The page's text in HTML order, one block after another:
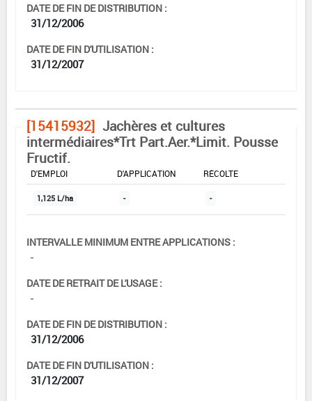
DATE DE FIN DE DISTRIBUTION :
31/12/2006
DATE DE FIN D'UTILISATION :
31/12/2007
[15415932] Jachères et cultures
intermédiaires*Trt Part.Aer.*Limit. Pousse
Fructif.
DOSE MAX
D'EMPLOI
D'APPLICATION
RÉCOLTE
1,125 L/ha - -
INTERVALLE MINIMUM ENTRE APPLICATIONS :
-
DATE DE RETRAIT DE L'USAGE :
-
DATE DE FIN DE DISTRIBUTION :
31/12/2006
DATE DE FIN D'UTILISATION :
31/12/2007